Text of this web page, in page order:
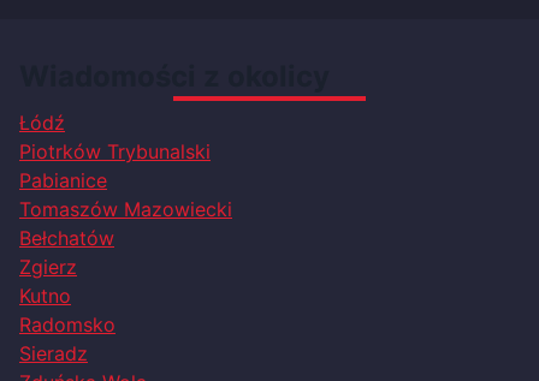
Łódź
Piotrków Trybunalski
Pabianice
Tomaszów Mazowiecki
Bełchatów
Zgierz
Kutno
Radomsko
Sieradz